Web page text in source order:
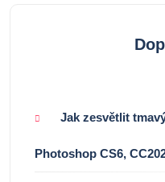
Jak zesvětlit
Photoshop CS6,